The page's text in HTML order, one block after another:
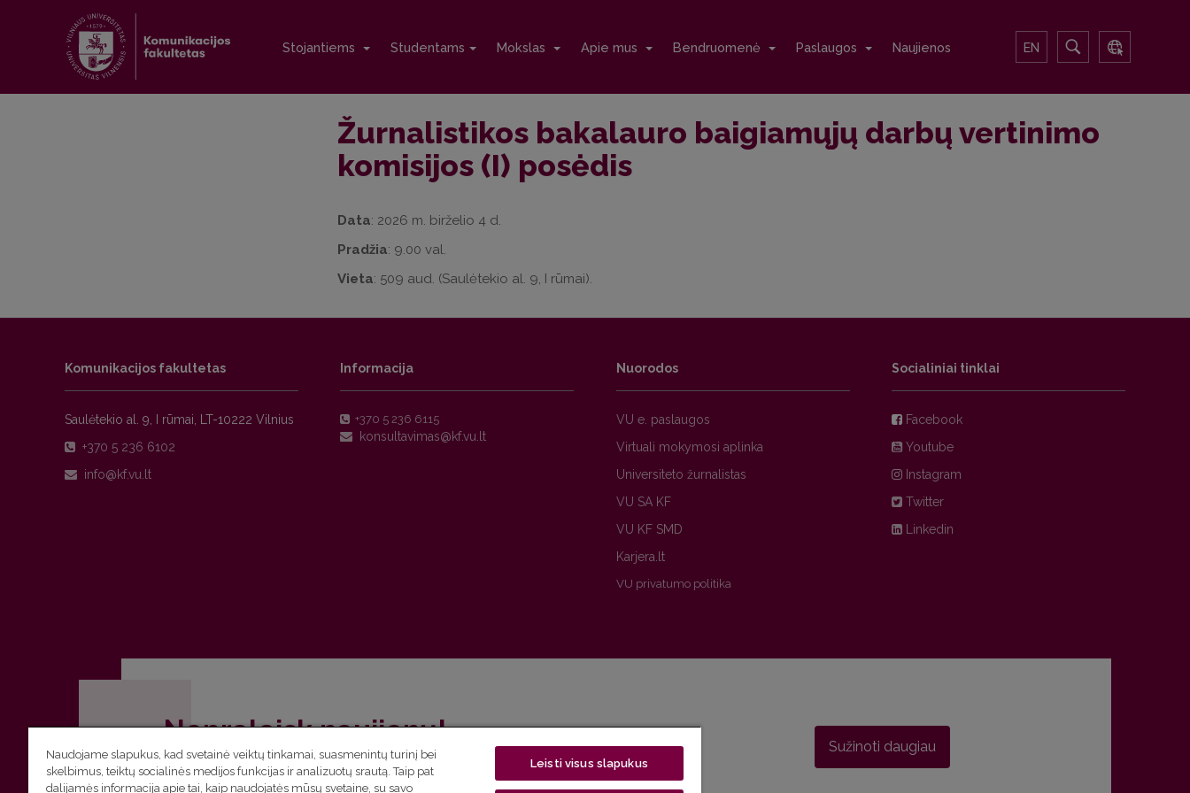
Stojantiems Studentams Mokslas Apie mus Bendruomenė Paslaugos Naujienos EN
Žurnalistikos bakalauro baigiamųjų darbų vertinimo
komisijos (I) posėdis
Data: 2026 m. birželio 4 d.
Pradžia: 9.00 val.
Vieta: 509 aud. (Saulėtekio al. 9, I rūmai).
Komunikacijos fakultetas
Saulėtekio al. 9, I rūmai, LT-10222 Vilnius
+370 5 236 6102
Informacija
+370 5 236 6115
Nuorodos
VU e. paslaugos
Virtuali mokymosi aplinka
Universiteto žurnalistas
VU SA KF
VU KF SMD
Karjera.lt
VU privatumo politika
Socialiniai tinklai
Facebook
Youtube
Instagram
Twitter
Linkedin
Nepraleisk naujienų!
Užsiprenumeruok Komunikacijos fakulteto naujienlaiškį ir sužinok aktualijas pirmas!
Sužinoti daugiau
Naudojame slapukus, kad svetainė veiktų tinkamai, suasmenintų turinį bei
skelbimus, teiktų socialinės medijos funkcijas ir analizuotų srautą. Taip pat
dalijamės informacija apie tai, kaip naudojatės mūsų svetaine, su savo
Leisti visus slapukus